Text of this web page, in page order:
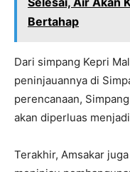
Bertahap
Dari simpang Kepri
peninjauannya di
perencanaan,
akan diperluas
Terakhir, Amsakar